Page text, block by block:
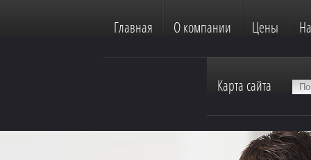
Главная О компании Цены
Карта сайта